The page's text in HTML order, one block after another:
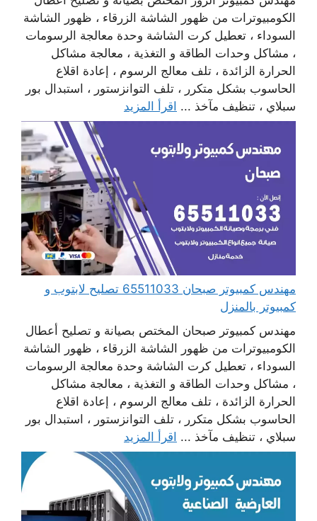
الكومبيوترات من ظهور الشاشة الزرقاء ، ظهور الشاشة
السوداء ، تعطيل كرت الشاشة وحدة معالجة الرسومات
، مشاكل وحدات الطاقة و التغذية ، معالجة مشاكل
الحرارة الزائدة ، تلف معالج الرسوم ، إعادة اقلاع
الحاسوب بشكل متكرر ، تلف التوانزستور ، استبدال بور
سبلاي ، تنظيف مآخذ ... اقرأ المزيد
مهندس كمبيوتر صبحان 65511033 تصليح لابتوب و
كمبيوتر بالمنزل
مهندس كمبيوتر صبحان المختص بصيانة و تصليح أعطال
الكومبيوترات من ظهور الشاشة الزرقاء ، ظهور الشاشة
السوداء ، تعطيل كرت الشاشة وحدة معالجة الرسومات
، مشاكل وحدات الطاقة و التغذية ، معالجة مشاكل
الحرارة الزائدة ، تلف معالج الرسوم ، إعادة اقلاع
الحاسوب بشكل متكرر ، تلف التوانزستور ، استبدال بور
سبلاي ، تنظيف مآخذ ... اقرأ المزيد